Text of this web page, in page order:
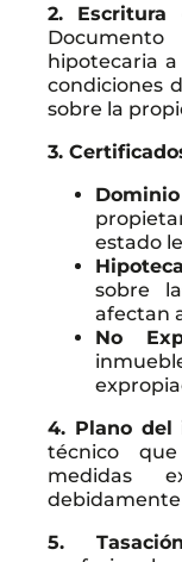
2. Escritura
hipotecaria
condiciones
sobre la
3.
estado
sobre
afectan
No
4. Plano del
técnico
medidas
5.